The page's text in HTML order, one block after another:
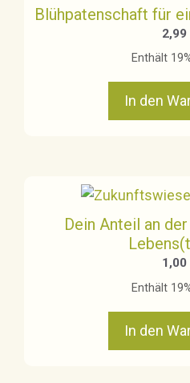
Blühpatenschaft für
2,99
Enthält
In den
Dein Anteil an
1,00
Enthält
In den